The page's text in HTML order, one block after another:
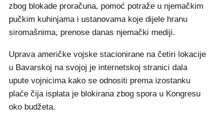
zbog blokade proračuna, pomoć potraže u njemačkim
pučkim kuhinjama i ustanovama koje dijele hranu
siromašnima, prenose danas njemački mediji.
Uprava američke vojske stacionirane na četiri lokacije
u Bavarskoj na svojoj je internetskoj stranici dala
upute vojnicima kako se odnositi prema izostanku
plaće čija isplata je blokirana zbog spora u Kongresu
oko budžeta.